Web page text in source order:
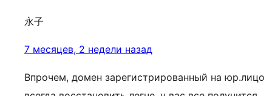
永子
7 месяцев, 2 недели назад
Впрочем, домен зарегистрированный на юр.лицо